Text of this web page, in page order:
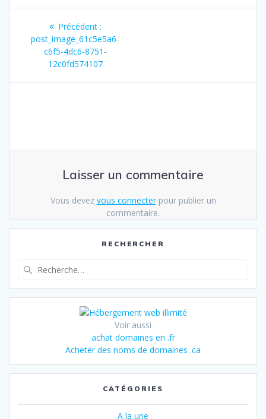
Navigation
de
l’article
Précédent :
précédent
:
post_image_61c5e5a6-
c6f5-4dc6-8751-
12c0fd574107
Laisser un commentaire
Vous devez vous connecterpour publier un
commentaire.
RECHERCHER
:
Voir aussi
achat domaines en .fr
Acheter des noms de domaines .ca
CATÉGORIES
A la une